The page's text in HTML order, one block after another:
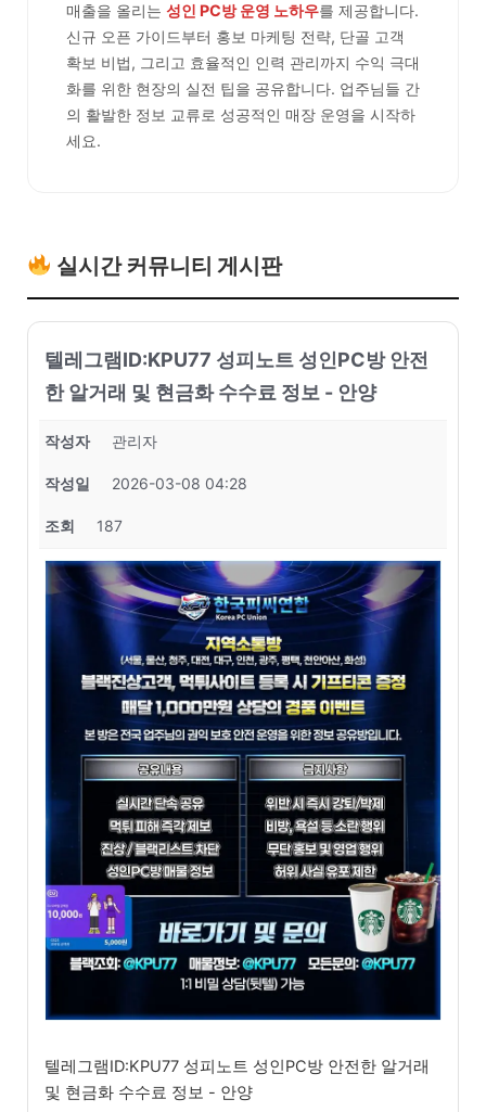
매출을 올리는 성인 PC방 운영 노하우를 제공합니다.
신규 오픈 가이드부터 홍보 마케팅 전략, 단골 고객
확보 비법, 그리고 효율적인 인력 관리까지 수익 극대
화를 위한 현장의 실전 팁을 공유합니다. 업주님들 간
의 활발한 정보 교류로 성공적인 매장 운영을 시작하
세요.
실시간 커뮤니티 게시판
텔레그램ID:KPU77 성피노트 성인PC방 안전
한 알거래 및 현금화 수수료 정보 - 안양
작성자 관리자
작성일 2026-03-08 04:28
조회 187
텔레그램ID:KPU77 성피노트 성인PC방 안전한 알거래
및 현금화 수수료 정보 - 안양